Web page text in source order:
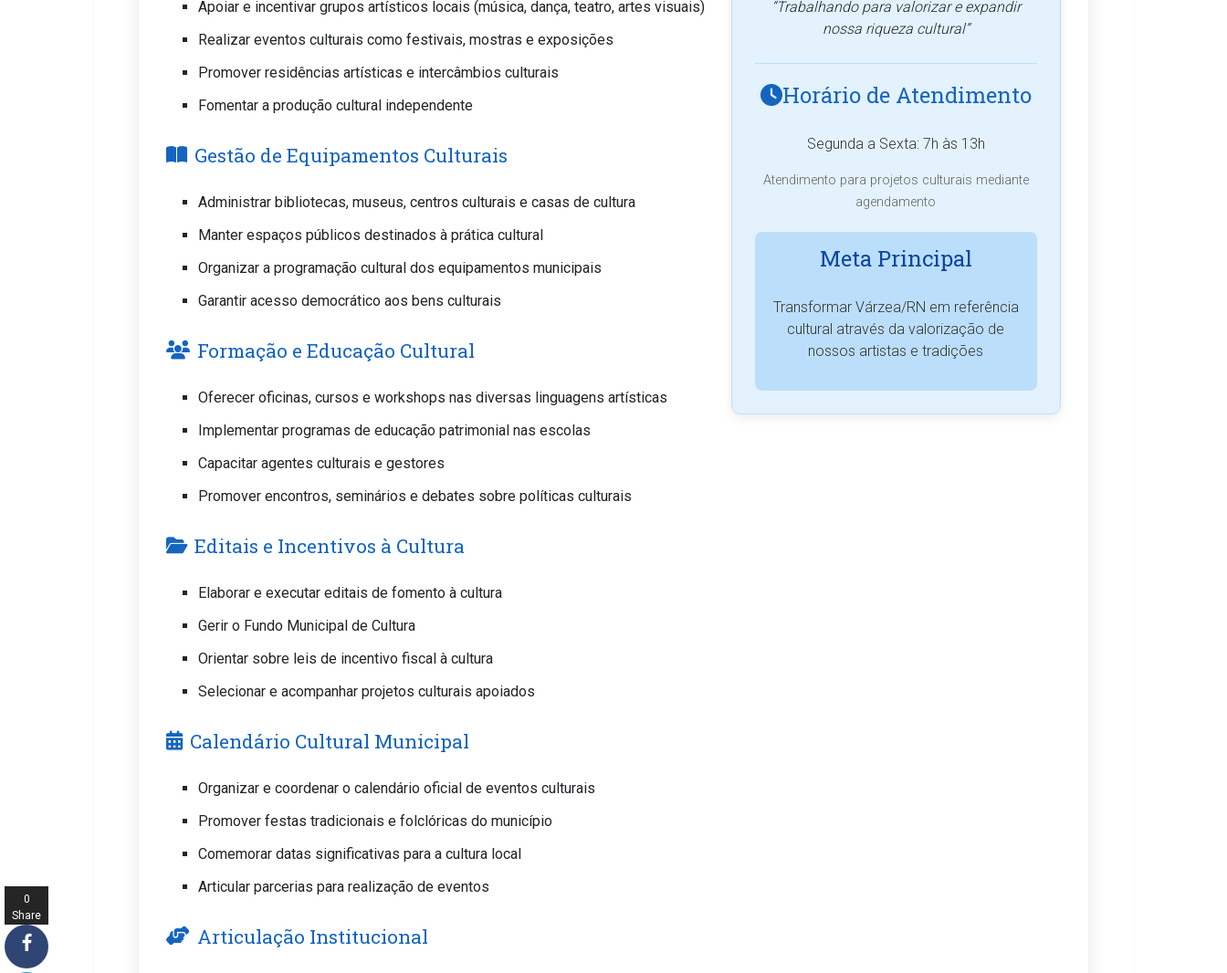
Apoiar e incentivar grupos artísticos locais (música, dança, teatro, artes visuais)
Realizar eventos culturais como festivais, mostras e exposições
Promover residências artísticas e intercâmbios culturais
Fomentar a produção cultural independente
Gestão de Equipamentos Culturais
Administrar bibliotecas, museus, centros culturais e casas de cultura
Manter espaços públicos destinados à prática cultural
Organizar a programação cultural dos equipamentos municipais
Garantir acesso democrático aos bens culturais
Formação e Educação Cultural
Oferecer oficinas, cursos e workshops nas diversas linguagens artísticas
Implementar programas de educação patrimonial nas escolas
Capacitar agentes culturais e gestores
Promover encontros, seminários e debates sobre políticas culturais
Editais e Incentivos à Cultura
Elaborar e executar editais de fomento à cultura
Gerir o Fundo Municipal de Cultura
Orientar sobre leis de incentivo fiscal à cultura
Selecionar e acompanhar projetos culturais apoiados
Calendário Cultural Municipal
Organizar e coordenar o calendário oficial de eventos culturais
Promover festas tradicionais e folclóricas do município
Comemorar datas significativas para a cultura local
Articular parcerias para realização de eventos
Articulação Institucional
“Trabalhando para valorizar e expandir
nossa riqueza cultural”
Horário de Atendimento
Segunda a Sexta: 7h às 13h
Atendimento para projetos culturais mediante
agendamento
Meta Principal
Transformar Várzea/RN em referência
cultural através da valorização de
nossos artistas e tradições
0
Share
s